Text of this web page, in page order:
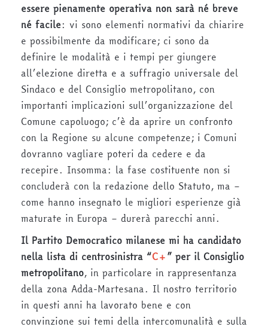
essere pienamente operativa non sarà né breve
né facile: vi sono elementi normativi da chiarire
e possibilmente da modificare; ci sono da
definire le modalità e i tempi per giungere
all’elezione diretta e a suffragio universale del
Sindaco e del Consiglio metropolitano, con
importanti implicazioni sull’organizzazione del
Comune capoluogo; c’è da aprire un confronto
con la Regione su alcune competenze; i Comuni
dovranno vagliare poteri da cedere e da
recepire. Insomma: la fase costituente non si
concluderà con la redazione dello Statuto, ma –
come hanno insegnato le migliori esperienze già
maturate in Europa – durerà parecchi anni.
Il Partito Democratico milanese mi ha candidato
nella lista di centrosinistra “C+” per il Consiglio
metropolitano, in particolare in rappresentanza
della zona Adda-Martesana. Il nostro territorio
in questi anni ha lavorato bene e con
convinzione sui temi della intercomunalità e sulla